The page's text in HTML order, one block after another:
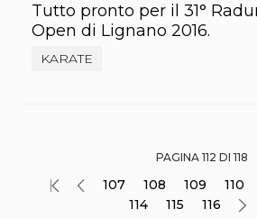
Tutto pronto per il 31°
Open di Lignano 2016.
KARATE
PAGINA 112 DI 118
107 108 109 110
114
115 116